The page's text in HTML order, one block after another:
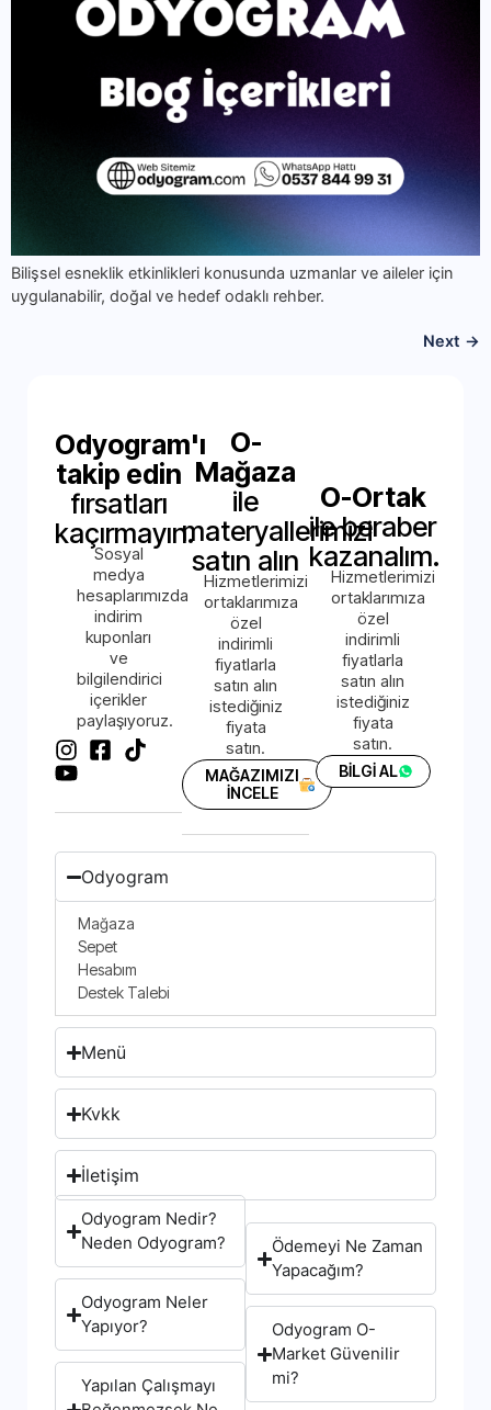
Bilişsel esneklik etkinlikleri konusunda uzmanlar ve aileler için
uygulanabilir, doğal ve hedef odaklı rehber.
Next →
Odyogram'ı
takip edin
fırsatları
kaçırmayın.
Sosyal
medya
hesaplarımızda
indirim
kuponları
ve
bilgilendirici
içerikler
paylaşıyoruz.
O-
Mağaza
ile
materyallerimizi
satın alın
Hizmetlerimizi
ortaklarımıza
özel
indirimli
fiyatlarla
satın alın
istediğiniz
fiyata
satın.
MAĞAZIMIZI
İNCELE
O-Ortak
ile beraber
kazanalım.
Hizmetlerimizi
ortaklarımıza
özel
indirimli
fiyatlarla
satın alın
istediğiniz
fiyata
satın.
BİLGİ AL
Odyogram
Mağaza
Sepet
Hesabım
Destek Talebi
Menü
Kvkk
İletişim
Odyogram Nedir?
Neden Odyogram?
Odyogram Neler
Yapıyor?
Yapılan Çalışmayı
Ödemeyi Ne Zaman
Yapacağım?
Odyogram O-
Market Güvenilir
mi?